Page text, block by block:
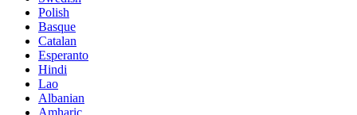
Polish
Basque
Catalan
Esperanto
Hindi
Lao
Albanian
Amharic